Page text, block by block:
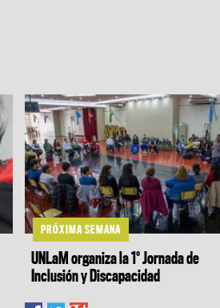
PRÓXIMA SEMANA
UNLaM organiza la 1° Jornada de
Inclusión y Discapacidad